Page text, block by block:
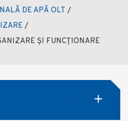
DE APĂ OLT /
/
ȘI FUNCȚIONARE